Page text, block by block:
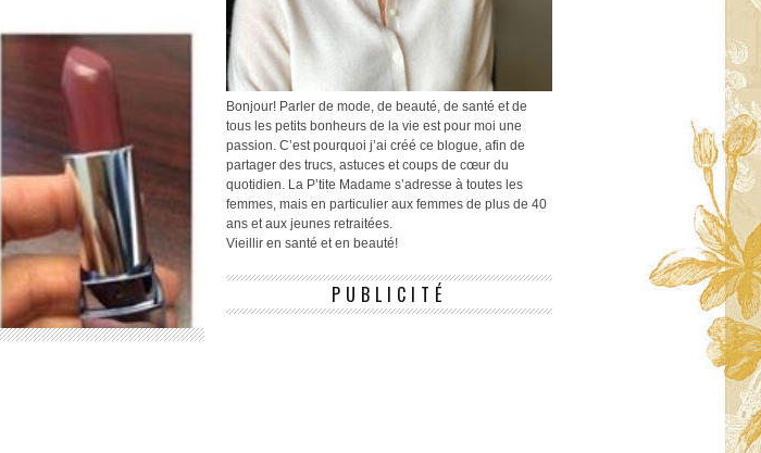
Bonjour! Parler de mode, de beauté, de santé et de
tous les petits bonheurs de la vie est pour moi une
passion. C’est pourquoi j’ai créé ce blogue, afin de
partager des trucs, astuces et coups de cœur du
quotidien. La P’tite Madame s’adresse à toutes les
femmes, mais en particulier aux femmes de plus de 40
ans et aux jeunes retraitées.
Vieillir en santé et en beauté!
PUBLICITÉ